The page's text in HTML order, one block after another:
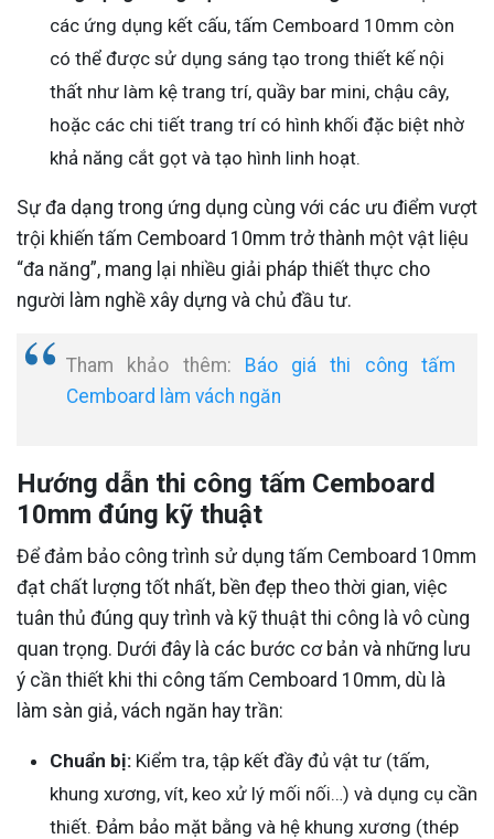
các ứng dụng kết cấu, tấm Cemboard 10mm còn
có thể được sử dụng sáng tạo trong thiết kế nội
thất như làm kệ trang trí, quầy bar mini, chậu cây,
hoặc các chi tiết trang trí có hình khối đặc biệt nhờ
khả năng cắt gọt và tạo hình linh hoạt.
Sự đa dạng trong ứng dụng cùng với các ưu điểm vượt
trội khiến tấm Cemboard 10mm trở thành một vật liệu
“đa năng”, mang lại nhiều giải pháp thiết thực cho
người làm nghề xây dựng và chủ đầu tư.
Tham khảo thêm: Báo giá thi công tấm
Cemboard làm vách ngăn
Hướng dẫn thi công tấm Cemboard
10mm đúng kỹ thuật
Để đảm bảo công trình sử dụng tấm Cemboard 10mm
đạt chất lượng tốt nhất, bền đẹp theo thời gian, việc
tuân thủ đúng quy trình và kỹ thuật thi công là vô cùng
quan trọng. Dưới đây là các bước cơ bản và những lưu
ý cần thiết khi thi công tấm Cemboard 10mm, dù là
làm sàn giả, vách ngăn hay trần:
Chuẩn bị: Kiểm tra, tập kết đầy đủ vật tư (tấm,
khung xương, vít, keo xử lý mối nối…) và dụng cụ cần
thiết. Đảm bảo mặt bằng và hệ khung xương (thép